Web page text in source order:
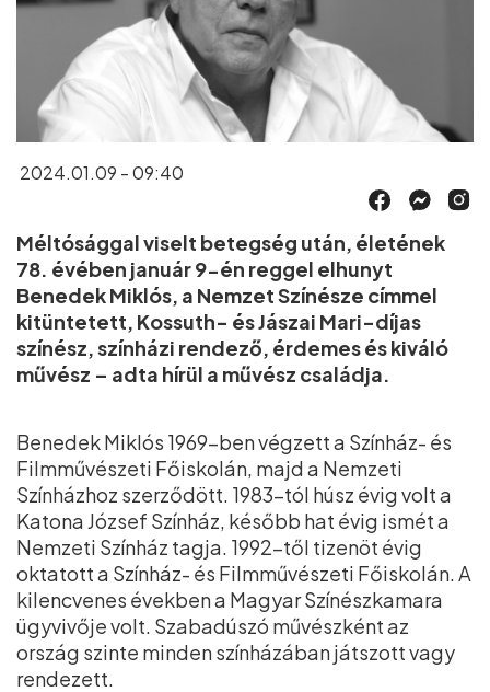
2024.01.09 - 09:40
Méltósággal viselt betegség után, életének
78. évében január 9-én reggel elhunyt
Benedek Miklós, a Nemzet Színésze címmel
kitüntetett, Kossuth- és Jászai Mari-díjas
színész, színházi rendező, érdemes és kiváló
művész – adta hírül a művész családja.
Benedek Miklós 1969-ben végzett a Színház- és
Filmművészeti Főiskolán, majd a Nemzeti
Színházhoz szerződött. 1983-tól húsz évig volt a
Katona József Színház, később hat évig ismét a
Nemzeti Színház tagja. 1992-től tizenöt évig
oktatott a Színház- és Filmművészeti Főiskolán. A
kilencvenes években a Magyar Színészkamara
ügyvivője volt. Szabadúszó művészként az
ország szinte minden színházában játszott vagy
rendezett.